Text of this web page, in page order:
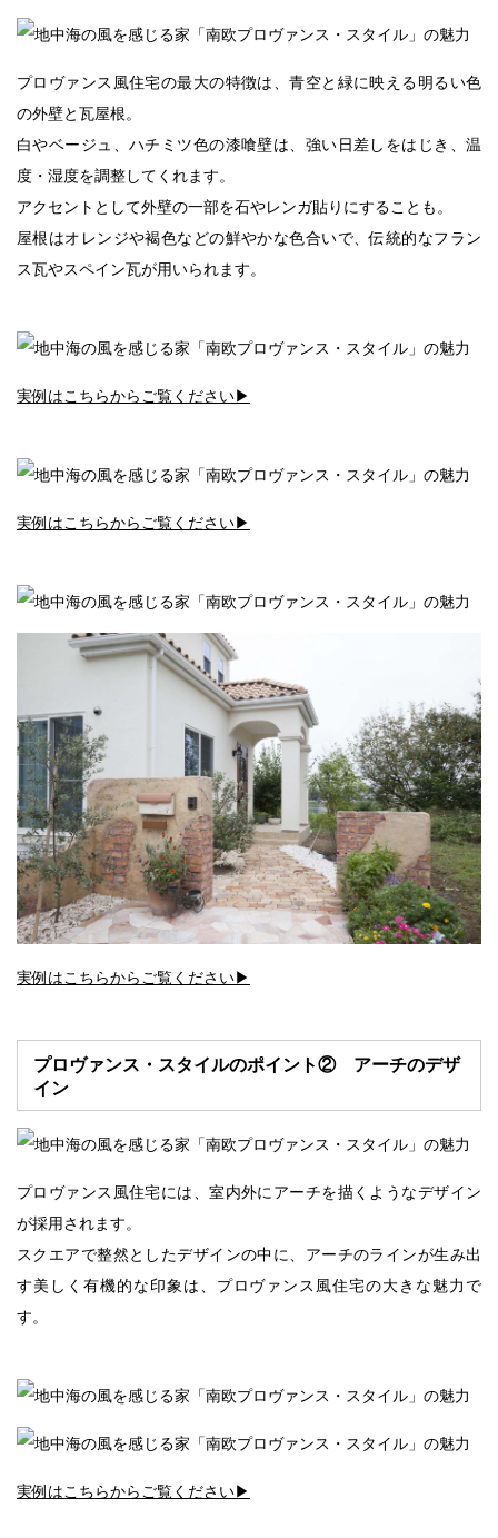
プロヴァンス風住宅の最大の特徴は、青空と緑に映える明るい色
の外壁と瓦屋根。
白やベージュ、ハチミツ色の漆喰壁は、強い日差しをはじき、温
度・湿度を調整してくれます。
アクセントとして外壁の一部を石やレンガ貼りにすることも。
屋根はオレンジや褐色などの鮮やかな色合いで、伝統的なフラン
ス瓦やスペイン瓦が用いられます。
実例はこちらからご覧ください▶︎
実例はこちらからご覧ください▶︎
実例はこちらからご覧ください▶︎
プロヴァンス・スタイルのポイント② アーチのデザ
イン
プロヴァンス風住宅には、室内外にアーチを描くようなデザイン
が採用されます。
スクエアで整然としたデザインの中に、アーチのラインが生み出
す美しく有機的な印象は、プロヴァンス風住宅の大きな魅力で
す。
実例はこちらからご覧ください▶︎
リノベーション
土地情報